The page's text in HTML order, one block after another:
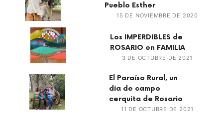
Pueblo Esther
15 DE NOVIEMBRE DE 2020
Los IMPERDIBLES de
ROSARIO en FAMILIA
3 DE OCTUBRE DE 2021
El Paraíso Rural, un
día de campo
cerquita de Rosario
11 DE OCTUBRE DE 2021